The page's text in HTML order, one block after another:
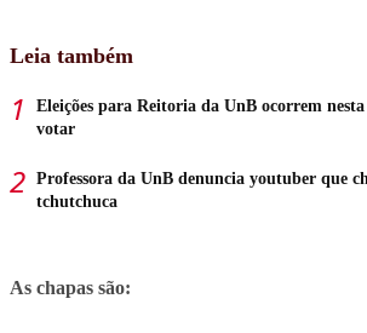
Leia também
Eleições para Reitoria da UnB ocorrem nesta
votar
Professora da UnB denuncia youtuber que
tchutchuca
As chapas são: